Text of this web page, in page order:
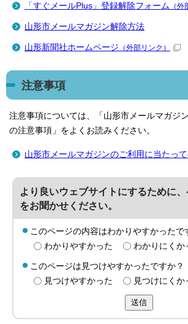
「すぐメールPlus」登録解除フォーム （外
山形市メールマガジン解除方法
山形新聞社ホームページ （外部リンク）
注意事項
注意事項については、「山形市メールマガジ
の注意事項」をよくお読みください。
山形市メールマガジンのご利用に当たっ
より良いウェブサイトにするために
をお聞かせください。
このページの内容はわかりやすかったで
わかりやすかった
わかりにくか
このページは見つけやすかったですか？
見つけやすかった
見つけにくか
送信